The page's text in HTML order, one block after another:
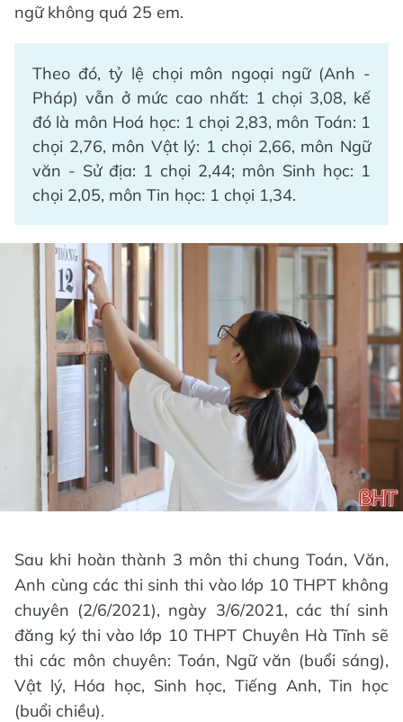
ngữ không quá 25 em.
Theo đó, tỷ lệ chọi môn ngoại ngữ (Anh -
Pháp) vẫn ở mức cao nhất: 1 chọi 3,08, kế
đó là môn Hoá học: 1 chọi 2,83, môn Toán: 1
chọi 2,76, môn Vật lý: 1 chọi 2,66, môn Ngữ
văn - Sử địa: 1 chọi 2,44; môn Sinh học: 1
chọi 2,05, môn Tin học: 1 chọi 1,34.
Sau khi hoàn thành 3 môn thi chung Toán, Văn,
Anh cùng các thi sinh thi vào lớp 10 THPT không
chuyên (2/6/2021), ngày 3/6/2021, các thí sinh
đăng ký thi vào lớp 10 THPT Chuyên Hà Tĩnh sẽ
thi các môn chuyên: Toán, Ngữ văn (buổi sáng),
Vật lý, Hóa học, Sinh học, Tiếng Anh, Tin học
(buổi chiều).